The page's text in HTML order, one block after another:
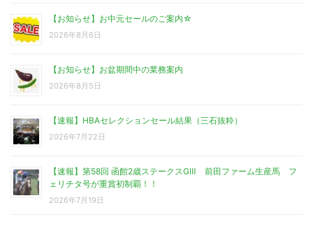
【お知らせ】お中元セールのご案内☆
2026年8月6日
【お知らせ】お盆期間中の業務案内
2026年8月5日
【速報】HBAセレクションセール結果（三石抜粋）
2026年7月22日
【速報】第58回 函館2歳ステークスGⅢ 前田ファーム生産馬 フ
ェリチタ号が重賞初制覇！！
2026年7月19日